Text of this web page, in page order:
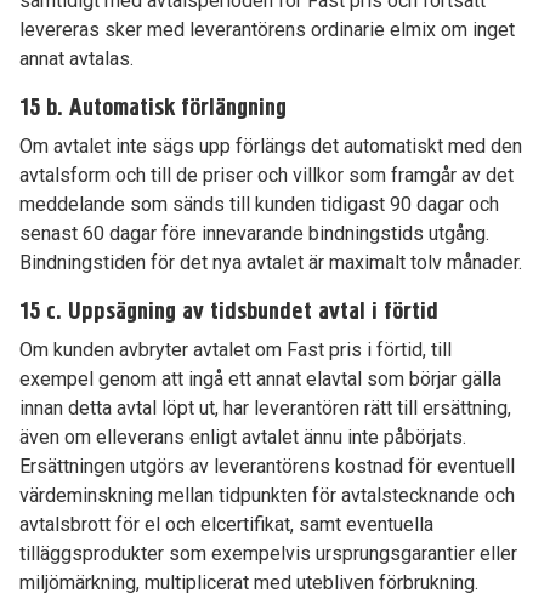
levereras sker med leverantörens ordinarie elmix om inget
annat avtalas.
15 b. Automatisk förlängning
Om avtalet inte sägs upp förlängs det automatiskt med den
avtalsform och till de priser och villkor som framgår av det
meddelande som sänds till kunden tidigast 90 dagar och
senast 60 dagar före innevarande bindningstids utgång.
Bindningstiden för det nya avtalet är maximalt tolv månader.
15 c. Uppsägning av tidsbundet avtal i förtid
Om kunden avbryter avtalet om Fast pris i förtid, till
exempel genom att ingå ett annat elavtal som börjar gälla
innan detta avtal löpt ut, har leverantören rätt till ersättning,
även om elleverans enligt avtalet ännu inte påbörjats.
Ersättningen utgörs av leverantörens kostnad för eventuell
värdeminskning mellan tidpunkten för avtalstecknande och
avtalsbrott för el och elcertifikat, samt eventuella
tilläggsprodukter som exempelvis ursprungsgarantier eller
miljömärkning, multiplicerat med utebliven förbrukning.